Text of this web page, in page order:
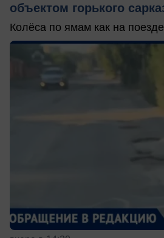
объектом горького
Колёса по ямам как на поезде